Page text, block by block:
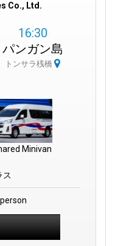
Co., Ltd.
16:30
パンガン島
トンサラ桟橋
Minivan
ス